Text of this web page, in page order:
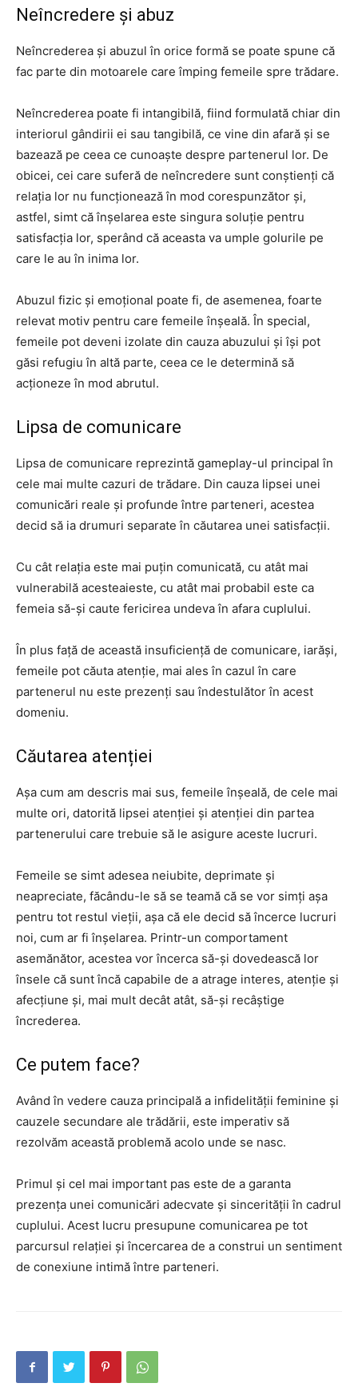
Neîncredere și abuz
Neîncrederea și abuzul în orice formă se poate spune că
fac parte din motoarele care împing femeile spre trădare.
Neîncrederea poate fi intangibilă, fiind formulată chiar din
interiorul gândirii ei sau tangibilă, ce vine din afară și se
bazează pe ceea ce cunoaște despre partenerul lor. De
obicei, cei care suferă de neîncredere sunt conștienți că
relația lor nu funcționează în mod corespunzător și,
astfel, simt că înșelarea este singura soluție pentru
satisfacția lor, sperând că aceasta va umple golurile pe
care le au în inima lor.
Abuzul fizic și emoțional poate fi, de asemenea, foarte
relevat motiv pentru care femeile înșeală. În special,
femeile pot deveni izolate din cauza abuzului și își pot
găsi refugiu în altă parte, ceea ce le determină să
acționeze în mod abrutul.
Lipsa de comunicare
Lipsa de comunicare reprezintă gameplay-ul principal în
cele mai multe cazuri de trădare. Din cauza lipsei unei
comunicări reale și profunde între parteneri, acestea
decid să ia drumuri separate în căutarea unei satisfacții.
Cu cât relația este mai puțin comunicată, cu atât mai
vulnerabilă acesteaieste, cu atât mai probabil este ca
femeia să-și caute fericirea undeva în afara cuplului.
În plus față de această insuficiență de comunicare, iarăși,
femeile pot căuta atenție, mai ales în cazul în care
partenerul nu este prezenți sau îndestulător în acest
domeniu.
Căutarea atenției
Așa cum am descris mai sus, femeile înșeală, de cele mai
multe ori, datorită lipsei atenției și atenției din partea
partenerului care trebuie să le asigure aceste lucruri.
Femeile se simt adesea neiubite, deprimate și
neapreciate, făcându-le să se teamă că se vor simți așa
pentru tot restul vieții, așa că ele decid să încerce lucruri
noi, cum ar fi înșelarea. Printr-un comportament
asemănător, acestea vor încerca să-și dovedească lor
însele că sunt încă capabile de a atrage interes, atenție și
afecțiune și, mai mult decât atât, să-și recâștige
încrederea.
Ce putem face?
Având în vedere cauza principală a infidelității feminine și
cauzele secundare ale trădării, este imperativ să
rezolvăm această problemă acolo unde se nasc.
Primul și cel mai important pas este de a garanta
prezența unei comunicări adecvate și sincerității în cadrul
cuplului. Acest lucru presupune comunicarea pe tot
parcursul relației și încercarea de a construi un sentiment
de conexiune intimă între parteneri.